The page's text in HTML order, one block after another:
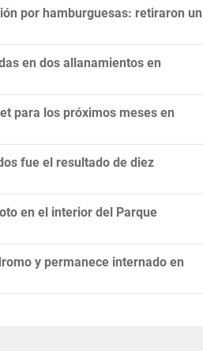
por hamburguesas: retiraron un
en dos allanamientos en
para los próximos meses en
fue el resultado de diez
en el interior del Parque
y permanece internado en